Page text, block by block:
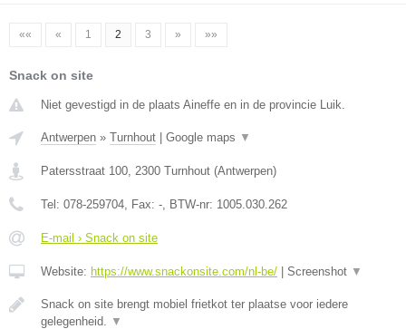
«« « 1 2 3 » »»
Snack on site
Niet gevestigd in de plaats Aineffe en in de provincie Luik.
Antwerpen » Turnhout Google maps ▼
Patersstraat 100, 2300 Turnhout (Antwerpen)
Tel: 078-259704, Fax: -, BTW-nr: 1005.030.262
E-mail › Snack on site
Website: https://www.snackonsite.com/nl-be/ Screenshot ▼
Snack on site brengt mobiel frietkot ter plaatse voor iedere
gelegenheid. ▼